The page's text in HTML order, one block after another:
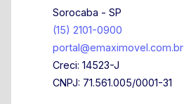
Sorocaba - SP
(15) 2101-0900
portal@emaximovel.com.br
Creci: 14523-J
CNPJ: 71.561.005/0001-31